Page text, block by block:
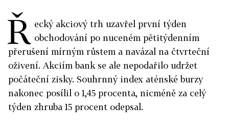
Ř ecký akciový trh uzavřel první týden
obchodování po nuceném pětitýdenním
přerušení mírným růstem a navázal na čtvrteční
oživení. Akciím bank se ale nepodařilo udržet
počáteční zisky. Souhrnný index aténské burzy
nakonec posílil o 1,45 procenta, nicméně za celý
týden zhruba 15 procent odepsal.